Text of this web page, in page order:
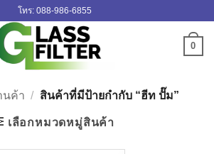
โทร: 088-986-6855
0
นค้า / สินค้าที่มีป้ายกำกับ “ฮีท ปั๊ม”
เลือกหมวดหมู่สินค้า